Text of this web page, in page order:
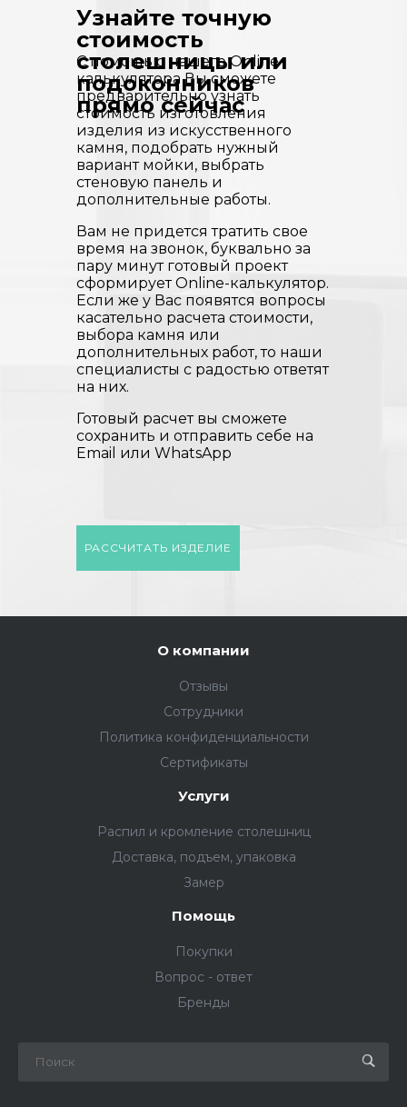
РАССЧИТАТЬ ИЗДЕЛИЕ
С помощью нашего Online-
калькулятора Вы сможете
предварительно узнать
стоимость изготовления
изделия из искусственного
камня, подобрать нужный
вариант мойки, выбрать
стеновую панель и
дополнительные работы.
Вам не придется тратить свое
время на звонок, буквально за
пару минут готовый проект
сформирует Online-калькулятор.
Если же у Вас появятся вопросы
касательно расчета стоимости,
выбора камня или
дополнительных работ, то наши
специалисты с радостью ответят
на них.
Готовый расчет вы сможете
сохранить и отправить себе на
Email или WhatsApp
Узнайте точную
стоимость
столешницы или
подоконников
прямо сейчас
О компании
Отзывы
Сотрудники
Политика конфиденциальности
Сертификаты
Услуги
Распил и кромление столешниц
Доставка, подъем, упаковка
Замер
Помощь
Покупки
Вопрос - ответ
Бренды